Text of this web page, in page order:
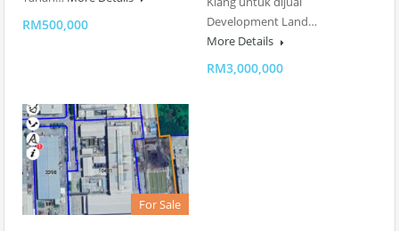
RM500,000
Development Land…
More Details
RM3,000,000
For Sale